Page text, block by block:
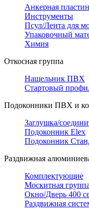
Анкерная
Инструменты
Псул/Лента для
Упаковочный
Химия
Откосная группа
Нащельник ПВХ
Стартовый
Подоконники ПВХ и
Заглушка/
Подоконник Elex
Подоконник
Раздвижная
Комплектующие
Москитная группа
Окно/Дверь 400
Раздвижная